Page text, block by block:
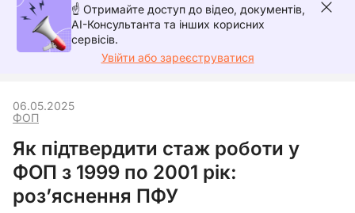
☝️ Отримайте доступ до відео, документів,
AI-Консультанта та інших корисних
сервісів.
Увійти або зареєструватися
ФОП
06.05.2025
Як підтвердити стаж роботи у
ФОП з 1999 по 2001 рік:
роз’яснення ПФУ